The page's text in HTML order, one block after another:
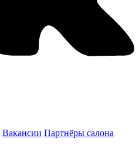
Вакансии Партнёры салона